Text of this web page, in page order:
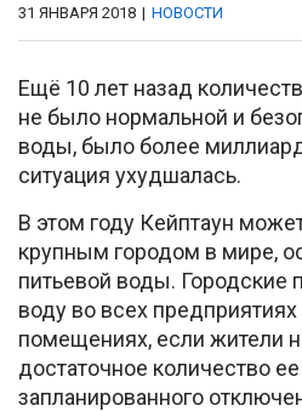
31 ЯНВАРЯ 2018 | НОВОСТИ
Ещё 10 лет назад
не было нормальной и
воды, было более
ситуация ухудшалась.
В этом году Кейптаун
крупным городом в мире,
питьевой воды. Городские
воду во всех
помещениях, если жители
достаточное количество
запланированного